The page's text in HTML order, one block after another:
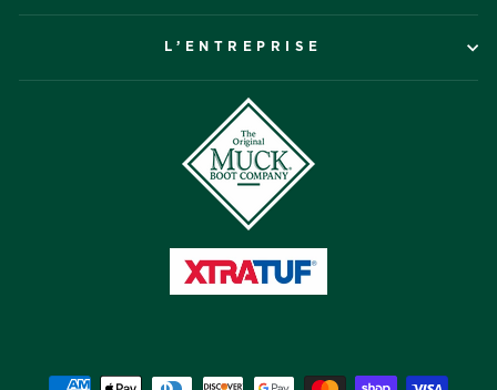
L’ENTREPRISE